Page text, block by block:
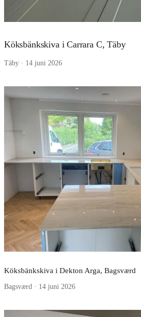
Köksbänkskiva i Carrara C, Täby
Täby · 14 juni 2026
Köksbänkskiva i Dekton Arga, Bagsværd
Bagsværd · 14 juni 2026